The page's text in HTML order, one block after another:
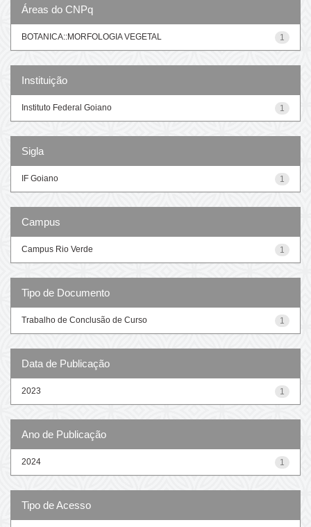
Áreas do CNPq
1
BOTANICA::MORFOLOGIA VEGETAL
Instituição
1
Instituto Federal Goiano
Sigla
1
IF Goiano
Campus
1
Campus Rio Verde
Tipo de Documento
1
Trabalho de Conclusão de Curso
Data de Publicação
1
2023
Ano de Publicação
1
2024
Tipo de Acesso